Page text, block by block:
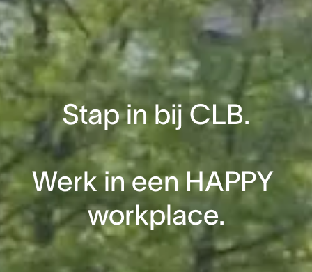
Stap in bij CLB.
Werk in een HAPPY
workplace.